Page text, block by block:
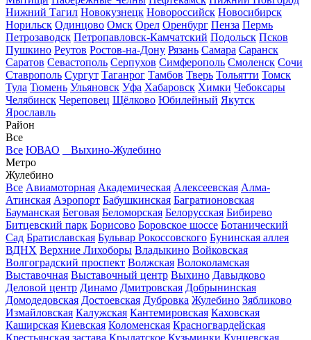
Нижний Тагил Новокузнецк Новороссийск Новосибирск
Норильск Одинцово Омск Орел Оренбург Пенза Пермь
Петрозаводск Петропавловск-Камчатский Подольск Псков
Пушкино Реутов Ростов-на-Дону Рязань Самара Саранск
Саратов Севастополь Серпухов Симферополь Смоленск Сочи
Ставрополь Сургут Таганрог Тамбов Тверь Тольятти Томск
Тула Тюмень Ульяновск Уфа Хабаровск Химки Чебоксары
Челябинск Череповец Щёлково Юбилейный Якутск
Ярославль
Район
Все
Все ЮВАО
Выхино-Жулебино
Метро
Жулебино
Все Авиамоторная Академическая Алексеевская Алма-
Атинская Аэропорт Бабушкинская Багратионовская
Бауманская Беговая Беломорская Белорусская Бибирево
Битцевский парк Борисово Боровское шоссе Ботанический
Сад Братиславская Бульвар Рокоссовского Бунинская аллея
ВДНХ Верхние Лихоборы Владыкино Войковская
Волгоградский проспект Волжская Волоколамская
Выставочная Выставочный центр Выхино Давыдково
Деловой центр Динамо Дмитровская Добрынинская
Домодедовская Достоевская Дубровка Жулебино Зябликово
Измайловская Калужская Кантемировская Каховская
Каширская Киевская Коломенская Красногвардейская
Крестьянская застава Крылатское Кузьминки Кунцевская